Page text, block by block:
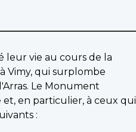
leur vie au cours de la
Vimy, qui surplombe
Le Monument
en particulier, à ceux qui
: